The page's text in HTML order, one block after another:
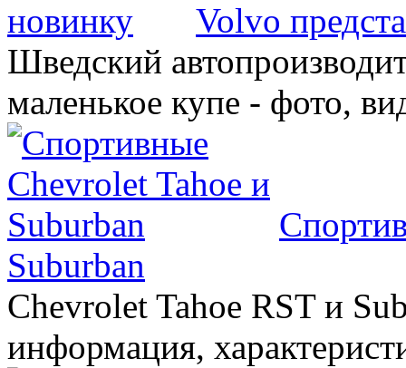
Volvo
Шведский
маленькое купе - фото,
Suburban
Chevrolet Tahoe RST и
информация,